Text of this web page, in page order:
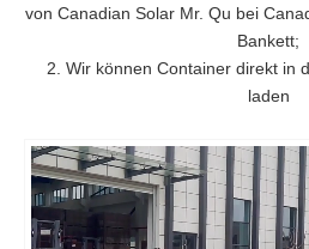
von Canadian Solar Mr. Qu bei
Bankett;
2. Wir können Container direkt in
laden